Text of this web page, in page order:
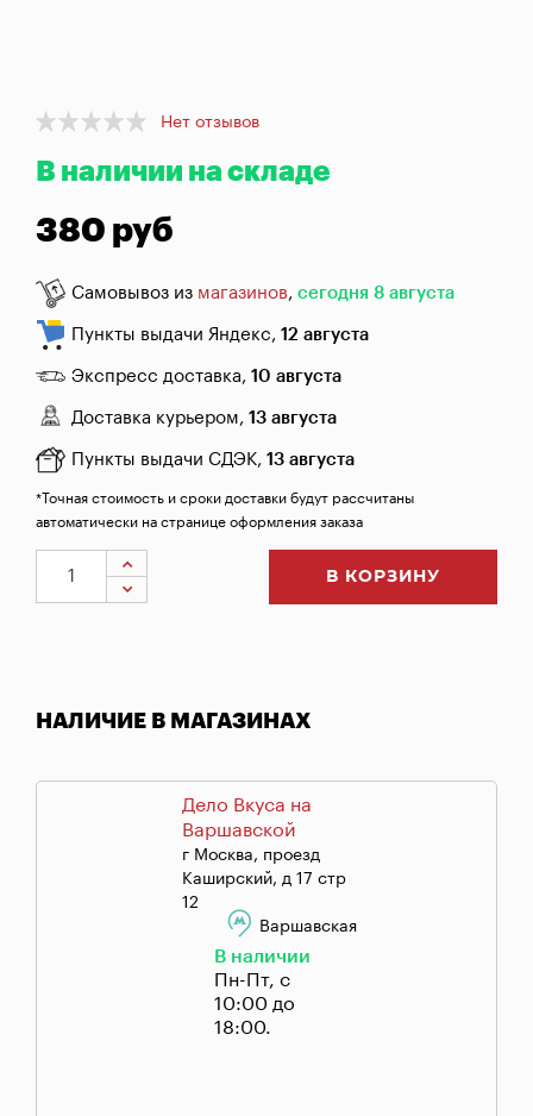
графины
Домашнее
консервирование
Коптильни
Адреса
магазинов
Отследить
Заказать
звонок
Item
of
Нет отзывов
В наличии на складе
380 руб
Самовывоз из магазинов, сегодня 8 августа
Пункты выдачи Яндекс, 12 августа
Экспресс доставка, 10 августа
Доставка курьером, 13 августа
Пункты выдачи СДЭК, 13 августа
*Точная стоимость и сроки доставки будут рассчитаны
автоматически на странице оформления заказа
В КОРЗИНУ
НАЛИЧИЕ В МАГАЗИНАХ
Дело Вкуса на
Варшавской
г Москва, проезд
Каширский, д 17 стр
12
Варшавская
В наличии
Пн-Пт, с
10:00 до
18:00.